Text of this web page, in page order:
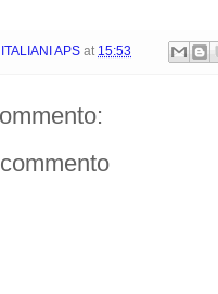
APS at 15:53